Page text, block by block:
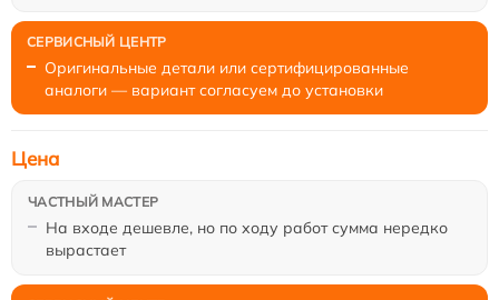
Оригинальные детали или сертифицированные
аналоги — вариант согласуем до установки
На входе дешевле, но по ходу работ сумма нередко
вырастает
Цена